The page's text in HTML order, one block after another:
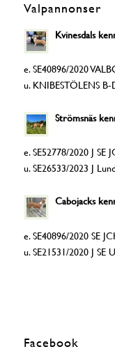
Valpannonser
Kvinesdals
e. SE40896/2020
u. KNIBESTÖLENS B-
Strömsnäs
e. SE52778/2020 J SE
u. SE26533/2023 J
Cabojacks
e. SE40896/2020 SE
u. SE21531/2020 J
Facebook